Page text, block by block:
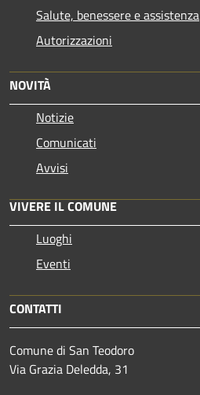
Salute, benessere e assistenza
Autorizzazioni
NOVITÀ
Notizie
Comunicati
Avvisi
VIVERE IL COMUNE
Luoghi
Eventi
CONTATTI
Comune di San Teodoro
Via Grazia Deledda, 31